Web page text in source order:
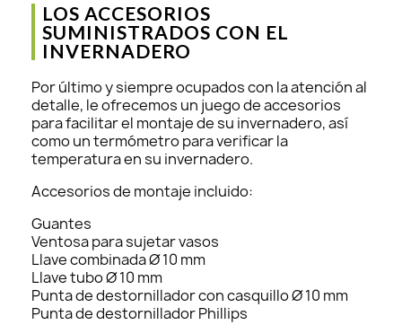
LOS ACCESORIOS
SUMINISTRADOS CON EL
INVERNADERO
Por último y siempre ocupados con la atención al
detalle, le ofrecemos un juego de accesorios
para facilitar el montaje de su invernadero, así
como un termómetro para verificar la
temperatura en su invernadero.
Accesorios de montaje incluido:
Guantes
Ventosa para sujetar vasos
Llave combinada Ø 10 mm
Llave tubo Ø 10 mm
Punta de destornillador con casquillo Ø 10 mm
Punta de destornillador Phillips